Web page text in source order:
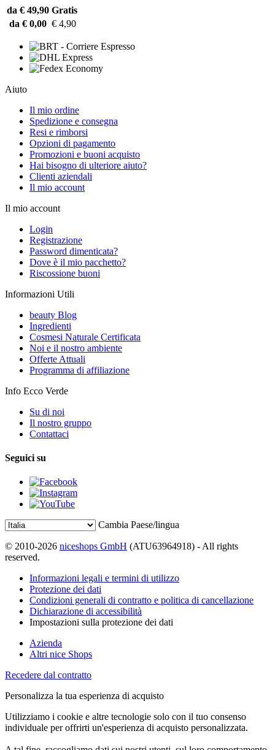
da € 49,90 Gratis
da € 0,00 € 4,90
Aiuto
Il mio ordine
Spedizione e consegna
Resi e rimborsi
Opzioni di pagamento
Promozioni e buoni acquisto
Hai bisogno di ulteriore aiuto?
Clienti aziendali
Il mio account
Il mio account
Login
Registrazione
Password dimenticata?
Dove è il mio pacchetto?
Riscossione buoni
Informazioni Utili
beauty Blog
Ingredienti
Cosmesi Naturale Certificata
Noi e il nostro ambiente
Offerte Attuali
Programma di affiliazione
Info Ecco Verde
Su di noi
Il nostro gruppo
Contattaci
Seguici su
Cambia Paese/lingua
© 2010-2026 niceshops GmbH (ATU63964918) - All rights
reserved.
Informazioni legali e termini di utilizzo
Protezione dei dati
Condizioni generali di contratto e politica di cancellazione
Dichiarazione di accessibilità
Impostazioni sulla protezione dei dati
Azienda
Altri nice Shops
Recedere dal contratto
Personalizza la tua esperienza di acquisto
Utilizziamo i cookie e altre tecnologie solo con il tuo consenso
individuale per offrirti un'esperienza di acquisto personalizzata.